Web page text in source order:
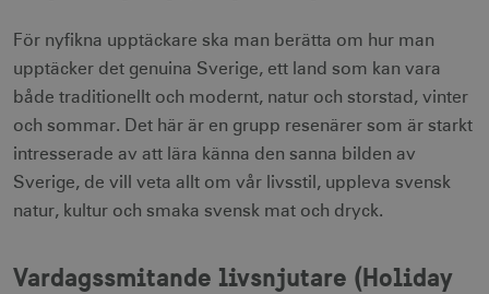
För nyfikna upptäckare ska man berätta om hur man
upptäcker det genuina Sverige, ett land som kan vara
både traditionellt och modernt, natur och storstad, vinter
och sommar. Det här är en grupp resenärer som är starkt
intresserade av att lära känna den sanna bilden av
Sverige, de vill veta allt om vår livsstil, uppleva svensk
natur, kultur och smaka svensk mat och dryck.
Vardagssmitande livsnjutare (Holiday